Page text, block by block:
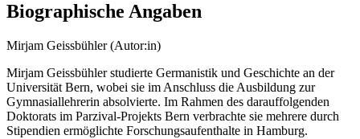
Biographische Angaben
Mirjam Geissbühler (Autor:in)
Mirjam Geissbühler studierte Germanistik und Geschichte an der
Universität Bern, wobei sie im Anschluss die Ausbildung zur
Gymnasiallehrerin absolvierte. Im Rahmen des darauffolgenden
Doktorats im Parzival-Projekts Bern verbrachte sie mehrere durch
Stipendien ermöglichte Forschungsaufenthalte in Hamburg.